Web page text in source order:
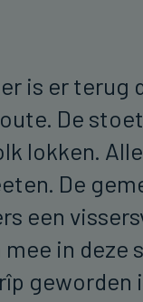
is er terug
De
lokken.
De
een
in deze
geworden